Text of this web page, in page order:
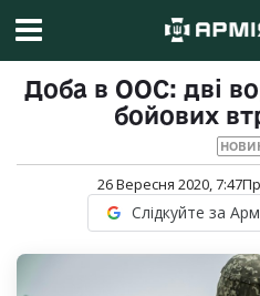
Доба в ООС: дві
бойових
26 Вересня 2020, 7:47
Слідкуйте за